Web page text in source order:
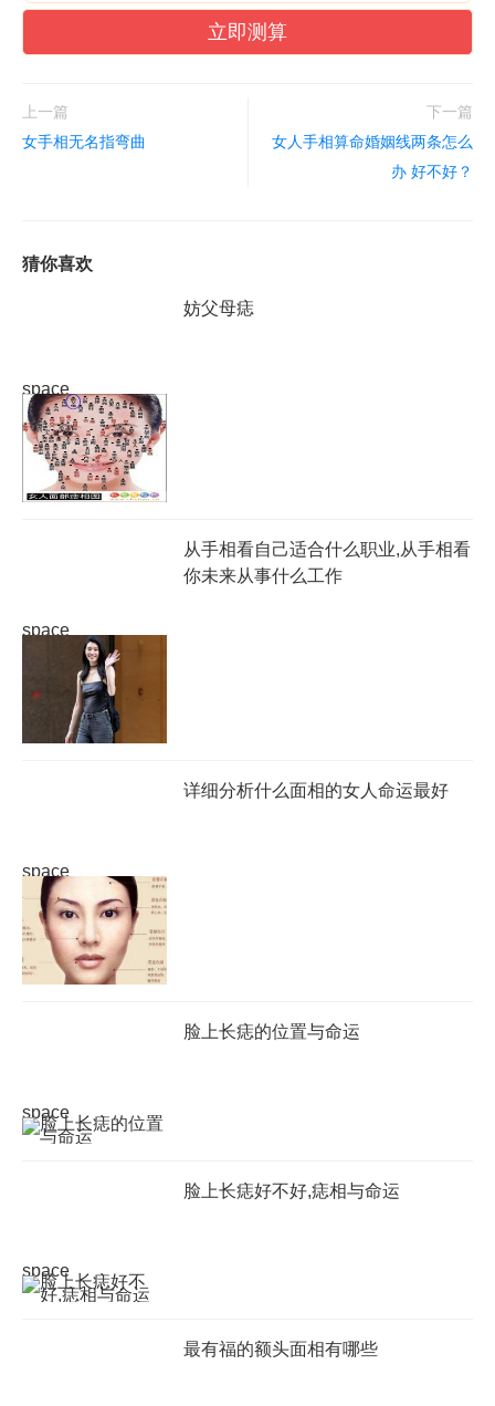
立即测算
上一篇
女手相无名指弯曲
下一篇
女人手相算命婚姻线两条怎么
办 好不好？
猜你喜欢
space
妨父母痣
space
从手相看自己适合什么职业,从手相看
你未来从事什么工作
space
详细分析什么面相的女人命运最好
space
脸上长痣的位置与命运
space
脸上长痣好不好,痣相与命运
最有福的额头面相有哪些